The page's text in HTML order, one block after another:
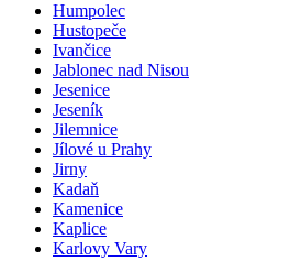
Humpolec
Hustopeče
Ivančice
Jablonec nad Nisou
Jesenice
Jeseník
Jilemnice
Jílové u Prahy
Jirny
Kadaň
Kamenice
Kaplice
Karlovy Vary